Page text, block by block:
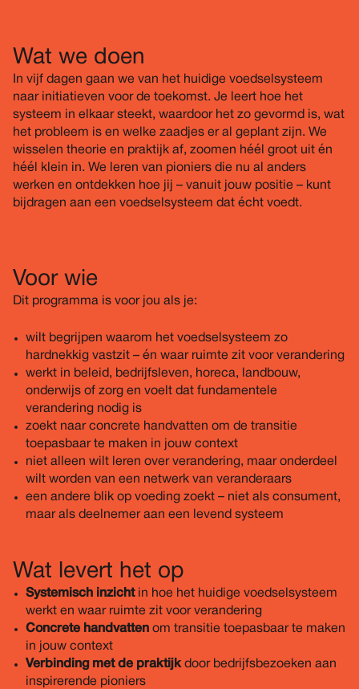
Wat we doen
In vijf dagen gaan we van het huidige voedselsysteem
naar initiatieven voor de toekomst. Je leert hoe het
systeem in elkaar steekt, waardoor het zo gevormd is, wat
het probleem is en welke zaadjes er al geplant zijn. We
wisselen theorie en praktijk af, zoomen héél groot uit én
héél klein in. We leren van pioniers die nu al anders
werken en ontdekken hoe jij – vanuit jouw positie – kunt
bijdragen aan een voedselsysteem dat écht voedt.
Voor wie
Dit programma is voor jou als je:
wilt begrijpen waarom het voedselsysteem zo
hardnekkig vastzit – én waar ruimte zit voor verandering
werkt in beleid, bedrijfsleven, horeca, landbouw,
onderwijs of zorg en voelt dat fundamentele
verandering nodig is
zoekt naar concrete handvatten om de transitie
toepasbaar te maken in jouw context
niet alleen wilt leren over verandering, maar onderdeel
wilt worden van een netwerk van veranderaars
een andere blik op voeding zoekt – niet als consument,
maar als deelnemer aan een levend systeem
Wat levert het op
Systemisch inzichtin hoe het huidige voedselsysteem
werkt en waar ruimte zit voor verandering
Concrete handvatten om transitie toepasbaar te maken
in jouw context
Verbinding met de praktijkdoor bedrijfsbezoeken aan
inspirerende pioniers